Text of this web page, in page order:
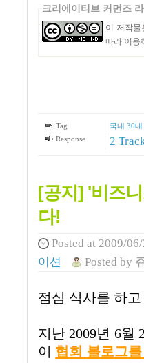
크리에이티브 커먼즈
이 저작물
따라 이용
Tag 국내 30
Response
2
[공지] '비즈
다!
Posted at 2009/
이션
Posted by
점심 식사를 하고
지난 2009년 6월
이
협회 블로그를